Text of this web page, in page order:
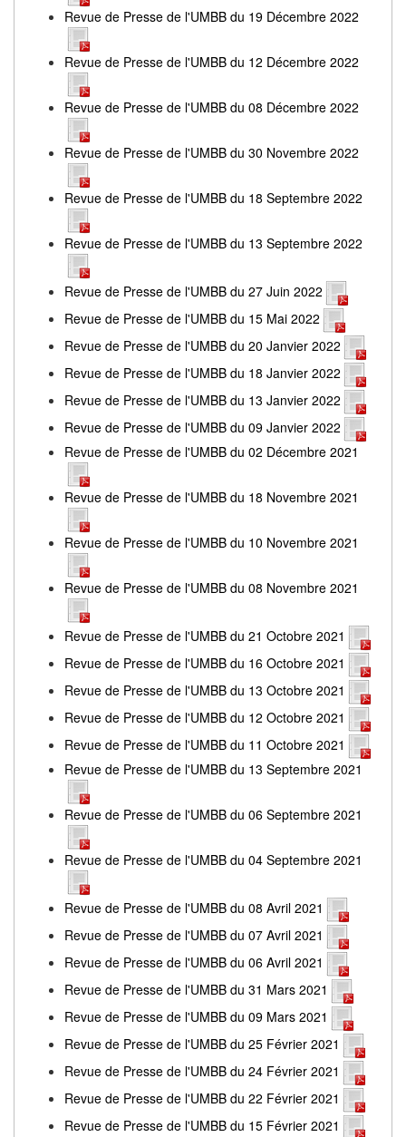
Revue de Presse de l'UMBB du 19 Décembre 2022
Revue de Presse de l'UMBB du 12 Décembre 2022
Revue de Presse de l'UMBB du 08 Décembre 2022
Revue de Presse de l'UMBB du 30 Novembre 2022
Revue de Presse de l'UMBB du 18 Septembre 2022
Revue de Presse de l'UMBB du 13 Septembre 2022
Revue de Presse de l'UMBB du 27 Juin 2022
Revue de Presse de l'UMBB du 15 Mai 2022
Revue de Presse de l'UMBB du 20 Janvier 2022
Revue de Presse de l'UMBB du 18 Janvier 2022
Revue de Presse de l'UMBB du 13 Janvier 2022
Revue de Presse de l'UMBB du 09 Janvier 2022
Revue de Presse de l'UMBB du 02 Décembre 2021
Revue de Presse de l'UMBB du 18 Novembre 2021
Revue de Presse de l'UMBB du 10 Novembre 2021
Revue de Presse de l'UMBB du 08 Novembre 2021
Revue de Presse de l'UMBB du 21 Octobre 2021
Revue de Presse de l'UMBB du 16 Octobre 2021
Revue de Presse de l'UMBB du 13 Octobre 2021
Revue de Presse de l'UMBB du 12 Octobre 2021
Revue de Presse de l'UMBB du 11 Octobre 2021
Revue de Presse de l'UMBB du 13 Septembre 2021
Revue de Presse de l'UMBB du 06 Septembre 2021
Revue de Presse de l'UMBB du 04 Septembre 2021
Revue de Presse de l'UMBB du 08 Avril 2021
Revue de Presse de l'UMBB du 07 Avril 2021
Revue de Presse de l'UMBB du 06 Avril 2021
Revue de Presse de l'UMBB du 31 Mars 2021
Revue de Presse de l'UMBB du 09 Mars 2021
Revue de Presse de l'UMBB du 25 Février 2021
Revue de Presse de l'UMBB du 24 Février 2021
Revue de Presse de l'UMBB du 22 Février 2021
Revue de Presse de l'UMBB du 15 Février 2021